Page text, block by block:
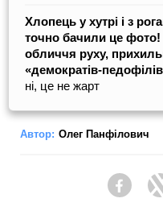
Хлопець у хутрі і з
точно бачили це
обличчя руху,
«демократів-
ні, це не жарт
Автор: Олег Панфілович